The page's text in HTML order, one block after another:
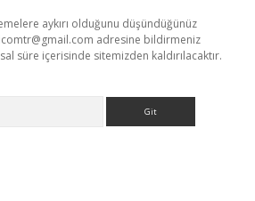
aykırı olduğunu düşündüğünüz
adresine bildirmeniz
süre içerisinde sitemizden kaldırılacaktır.